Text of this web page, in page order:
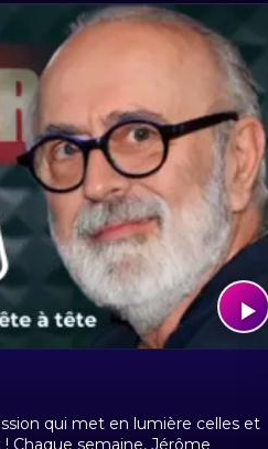
qui met en lumière celles et
Chaque semaine, Jérôme